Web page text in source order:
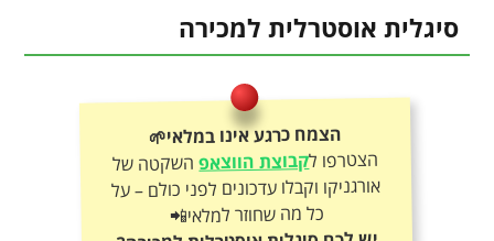
סיגלית אוסטרלית למכירה
הצמח כרגע אינו במלאי🌱
הצטרפו לקבוצת הווצאפהשקטה של
אורגניקו וקבלו עדכונים לפני כולם – על
כל מה שחוזר למלאי📲